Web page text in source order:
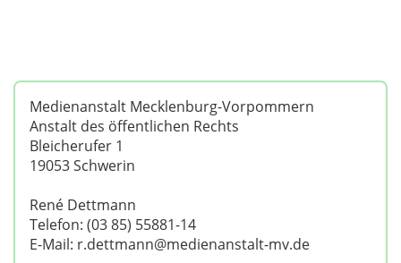
Medienanstalt Mecklenburg-Vorpommern
Anstalt des öffentlichen Rechts
Bleicherufer 1
19053 Schwerin
René Dettmann
Telefon: (03 85) 55881-14
E-Mail: r.dettmann@medienanstalt-mv.de